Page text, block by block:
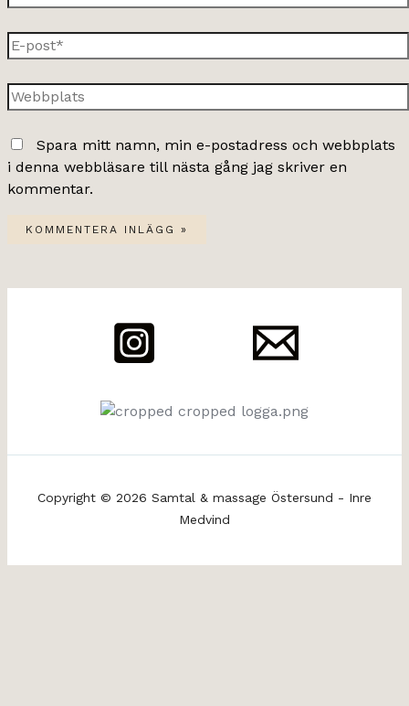
E-
post*
Webbplats
Spara mitt namn, min e-postadress och webbplats
i denna webbläsare till nästa gång jag skriver en
kommentar.
Copyright © 2026 Samtal & massage Östersund - Inre
Medvind